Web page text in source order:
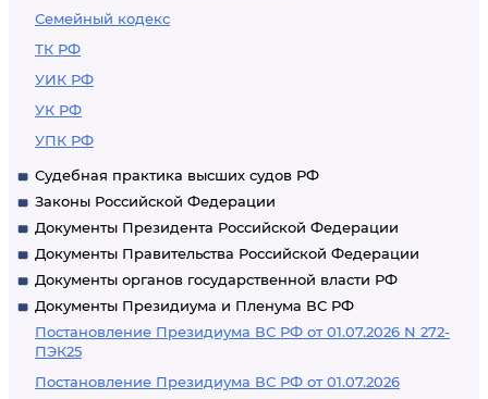
Семейный кодекс
ТК РФ
УИК РФ
УК РФ
УПК РФ
Судебная практика высших судов РФ
Законы Российской Федерации
Документы Президента Российской Федерации
Документы Правительства Российской Федерации
Документы органов государственной власти РФ
Документы Президиума и Пленума ВС РФ
Постановление Президиума ВС РФ от 01.07.2026 N 272-
ПЭК25
Постановление Президиума ВС РФ от 01.07.2026